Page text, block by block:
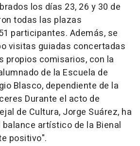
los días 23, 26 y 30 de
todas las plazas
participantes. Además, se
visitas guiadas concertadas
propios comisarios, con la
de la Escuela de
Blasco, dependiente de la
Durante el acto de
de Cultura, Jorge Suárez, ha
artístico de la Bienal
positivo".